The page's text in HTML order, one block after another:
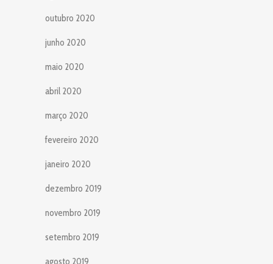
outubro 2020
junho 2020
maio 2020
abril 2020
março 2020
fevereiro 2020
janeiro 2020
dezembro 2019
novembro 2019
setembro 2019
agosto 2019